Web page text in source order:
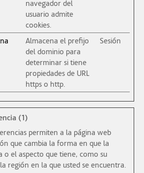
navegador del
usuario admite
cookies.
Almacena el prefijo
del dominio para
determinar si tiene
propiedades de URL
https o http.
Sesión
(1)
permiten a la página web
que cambia la forma en que la
o el aspecto que tiene, como su
región en la que usted se encuentra.